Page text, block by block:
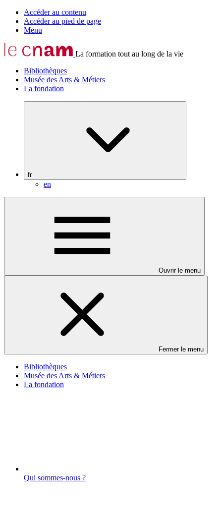
Accéder au contenu
Accéder au pied de page
Menu
La formation tout au long de la vie
Bibliothèques
Musée des Arts & Métiers
La fondation
fr
en
Ouvrir le menu
Fermer le menu
Bibliothèques
Musée des Arts & Métiers
La fondation
Qui sommes-nous ?